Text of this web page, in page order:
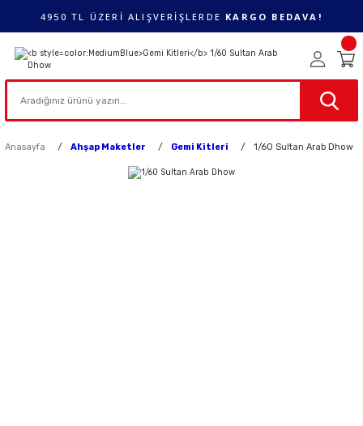
4950 TL ÜZERİ ALIŞVERİŞLERDE KARGO BEDAVA!
Anasayfa Ahşap Maketler Gemi Kitleri 1/60 Sultan Arab Dhow